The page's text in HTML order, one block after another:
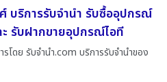
บริการรับจำนำ รับซื้ออุปกรณ์
รับฝากขายอุปกรณ์ไอที
โดย รับจํานํา.com บริการรับจำนำของ